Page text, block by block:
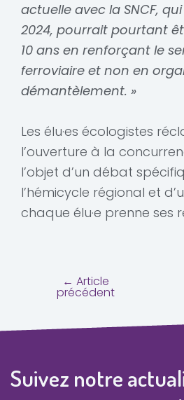
actuelle avec la SNCF,
2024, pourrait pourtant
10 ans en renforçant le
ferroviaire et non en
démantèlement. »
Les élu·es écologistes
l’ouverture à la
l’objet d’un débat
l’hémicycle régional et
chaque élu·e prenne ses
← Article
précédent
Suivez notre